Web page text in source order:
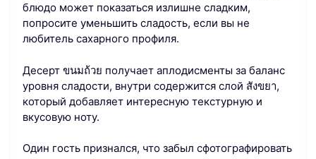
блюдо может показаться излишне сладким,
попросите уменьшить сладость, если вы не
любитель сахарного профиля.
Десерт ขนมถ้วย получает аплодисменты за баланс
уровня сладости, внутри содержится слой สังขยา,
который добавляет интересную текстурную и
вкусовую ноту.
Один гость признался, что забыл сфотографировать